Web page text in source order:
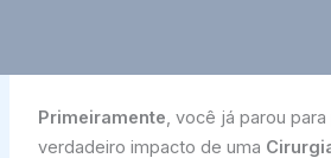
Primeiramente, você já parou para
verdadeiro impacto de uma